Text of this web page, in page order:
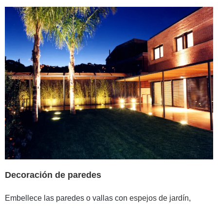
Decoración de paredes
Embellece las paredes o vallas con espejos de jardín,